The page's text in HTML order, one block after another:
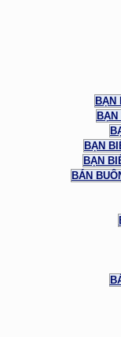
BẠN
BẠN
BẠN
BẠN
BÁN